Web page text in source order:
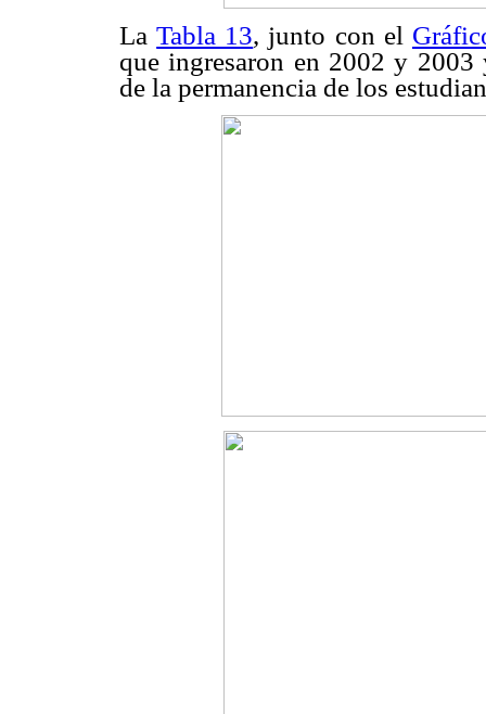
LaTabla 13, junto con el
que ingresaron en 2002 y 2003
de la permanencia de los